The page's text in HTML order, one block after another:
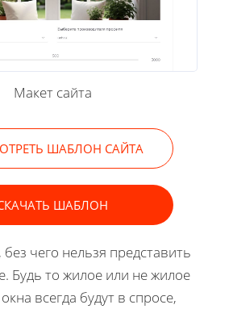
Макет сайта
ШАБЛОН САЙТА
ШАБЛОН
чего нельзя представить
Будь то жилое или не жилое
всегда будут в спросе,